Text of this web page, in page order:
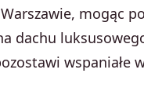
mogąc
dachu
wspaniałe